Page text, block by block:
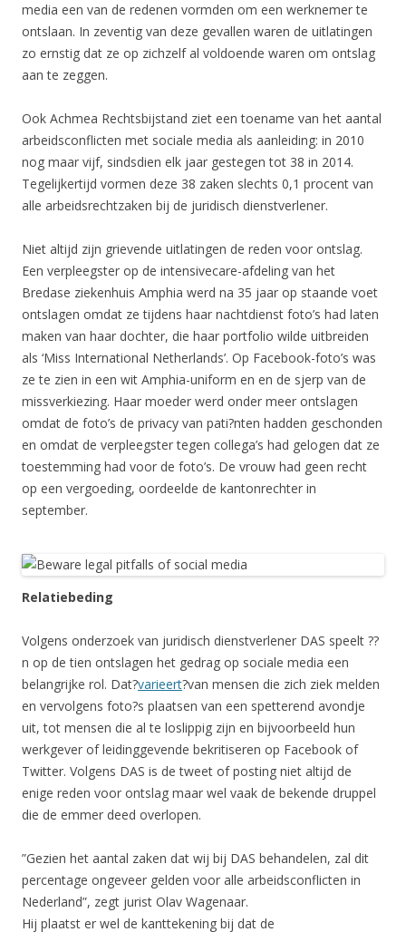
media een van de redenen vormden om een werknemer te
ontslaan. In zeventig van deze gevallen waren de uitlatingen
zo ernstig dat ze op zichzelf al voldoende waren om ontslag
aan te zeggen.
Ook Achmea Rechtsbijstand ziet een toename van het aantal
arbeidsconflicten met sociale media als aanleiding: in 2010
nog maar vijf, sindsdien elk jaar gestegen tot 38 in 2014.
Tegelijkertijd vormen deze 38 zaken slechts 0,1 procent van
alle arbeidsrechtzaken bij de juridisch dienstverlener.
Niet altijd zijn grievende uitlatingen de reden voor ontslag.
Een verpleegster op de intensivecare-afdeling van het
Bredase ziekenhuis Amphia werd na 35 jaar op staande voet
ontslagen omdat ze tijdens haar nachtdienst foto’s had laten
maken van haar dochter, die haar portfolio wilde uitbreiden
als ‘Miss International Netherlands’. Op Facebook-foto’s was
ze te zien in een wit Amphia-uniform en en de sjerp van de
missverkiezing. Haar moeder werd onder meer ontslagen
omdat de foto’s de privacy van pati?nten hadden geschonden
en omdat de verpleegster tegen collega’s had gelogen dat ze
toestemming had voor de foto’s. De vrouw had geen recht
op een vergoeding, oordeelde de kantonrechter in
september.
Relatiebeding
Volgens onderzoek van juridisch dienstverlener DAS speelt ??
n op de tien ontslagen het gedrag op sociale media een
belangrijke rol. Dat?varieert?van mensen die zich ziek melden
en vervolgens foto?s plaatsen van een spetterend avondje
uit, tot mensen die al te loslippig zijn en bijvoorbeeld hun
werkgever of leidinggevende bekritiseren op Facebook of
Twitter. Volgens DAS is de tweet of posting niet altijd de
enige reden voor ontslag maar wel vaak de bekende druppel
die de emmer deed overlopen.
”Gezien het aantal zaken dat wij bij DAS behandelen, zal dit
percentage ongeveer gelden voor alle arbeidsconflicten in
Nederland”, zegt jurist Olav Wagenaar.
Hij plaatst er wel de kanttekening bij dat de